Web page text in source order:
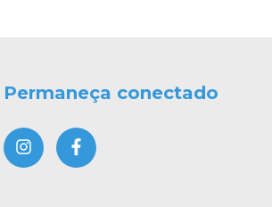
Permaneça conectado